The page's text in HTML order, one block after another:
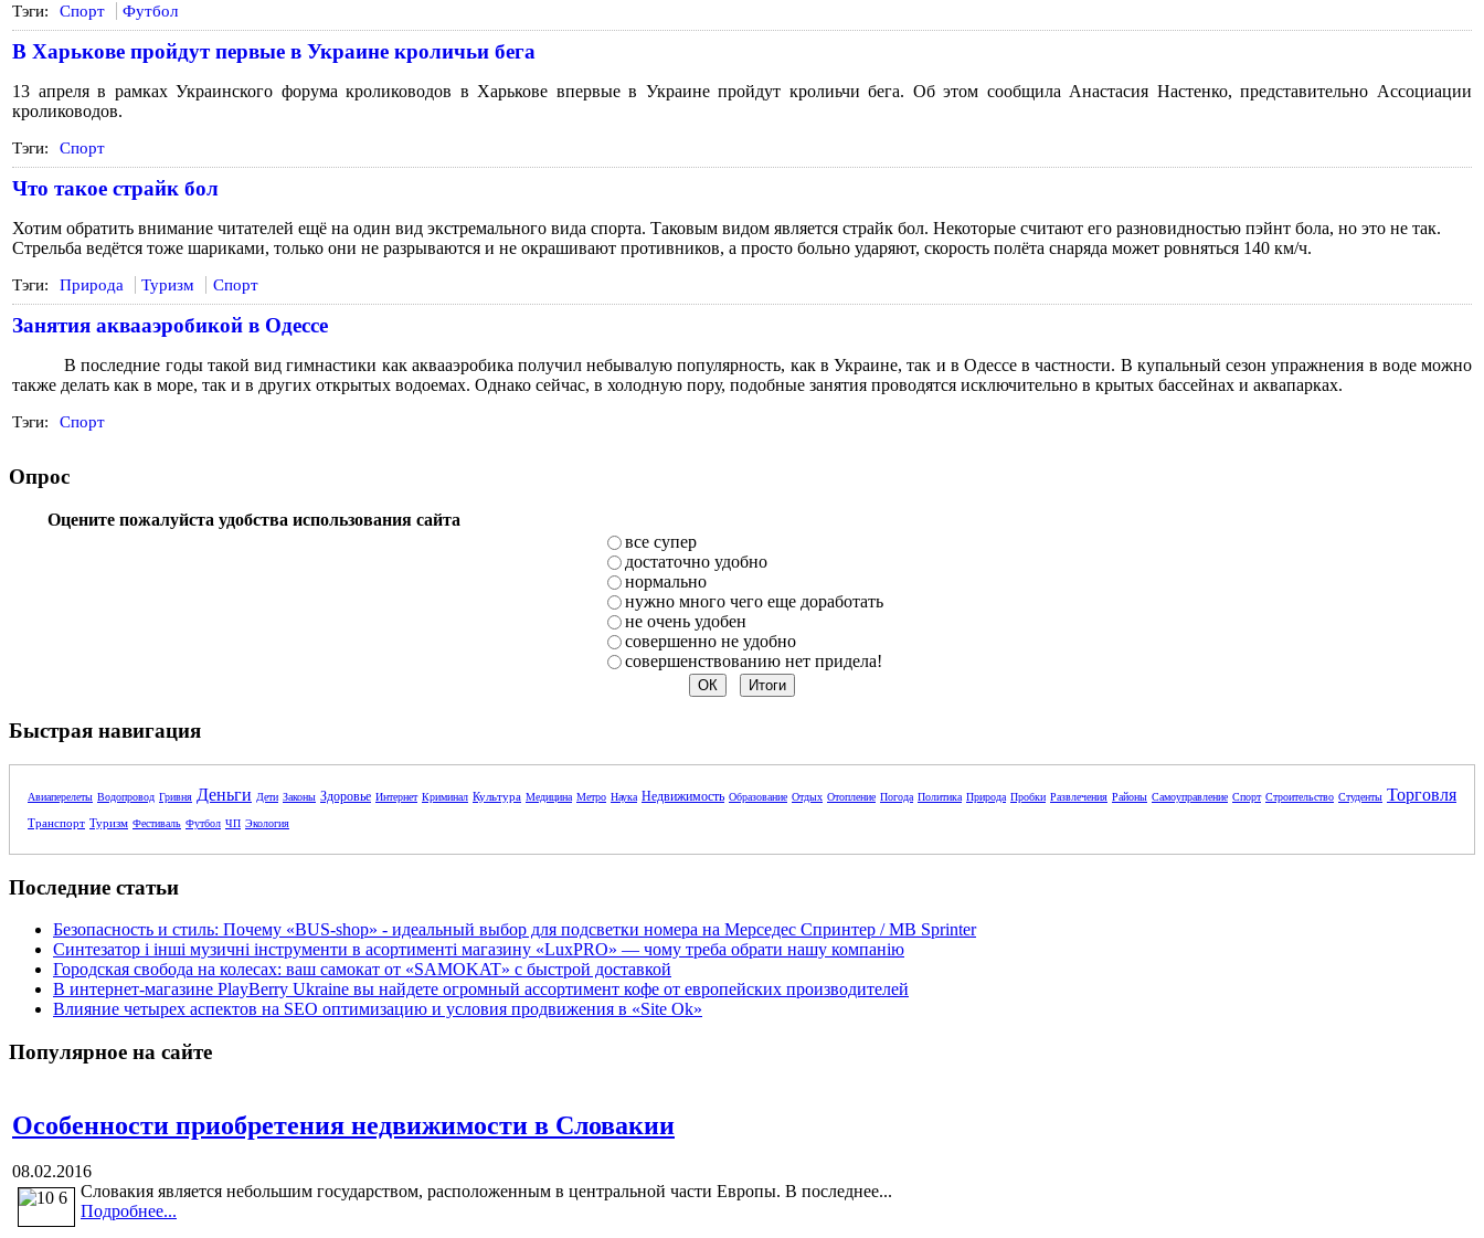
Тэги: Спорт Футбол
В Харькове пройдут первые в Украине кроличьи бега
13 апреля в рамках Украинского форума кролиководов в Харькове впервые в Украине пройдут кролиьчи бега. Об этом сообщила Анастасия Настенко, представительно Ассоциации
кролиководов.
Тэги: Спорт
Что такое страйк бол
Хотим обратить внимание читателей ещё на один вид экстремального вида спорта. Таковым видом является страйк бол. Некоторые считают его разновидностью пэйнт бола, но это не так.
Стрельба ведётся тоже шариками, только они не разрываются и не окрашивают противников, а просто больно ударяют, скорость полёта снаряда может ровняться 140 км/ч.
Тэги: Природа Туризм Спорт
Занятия аквааэробикой в Одессе
В последние годы такой вид гимнастики как аквааэробика получил небывалую популярность, как в Украине, так и в Одессе в частности. В купальный сезон упражнения в воде можно
также делать как в море, так и в других открытых водоемах. Однако сейчас, в холодную пору, подобные занятия проводятся исключительно в крытых бассейнах и аквапарках.
Тэги: Спорт
Опрос
Оцените пожалуйста удобства использования сайта
все супер
достаточно удобно
нормально
нужно много чего еще доработать
не очень удобен
совершенно не удобно
совершенствованию нет придела!
Быстрая навигация
Авиаперелеты Водопровод Гривня Деньги Дети Законы Здоровье Интернет Криминал Культура Медицина Метро Наука Недвижимость Образование Отдых Отопление Погода Политика Природа Пробки Развлечения Районы Самоуправление Спорт Строительство Студенты Торговля
Транспорт Туризм Фестиваль Футбол ЧП Экология
Последние статьи
Безопасность и стиль: Почему «BUS-shop» - идеальный выбор для подсветки номера на Мерседес Спринтер / MB Sprinter
Синтезатор і інші музичні інструменти в асортименті магазину «LuxPRO» — чому треба обрати нашу компанію
Городская свобода на колесах: ваш самокат от «SAMOKAT» с быстрой доставкой
В интернет-магазине PlayBerry Ukraine вы найдете огромный ассортимент кофе от европейских производителей
Влияние четырех аспектов на SEO оптимизацию и условия продвижения в «Site Ok‎»
Популярное на сайте
Особенности приобретения недвижимости в Словакии
08.02.2016
Словакия является небольшим государством, расположенным в центральной части Европы. В последнее...
Подробнее...